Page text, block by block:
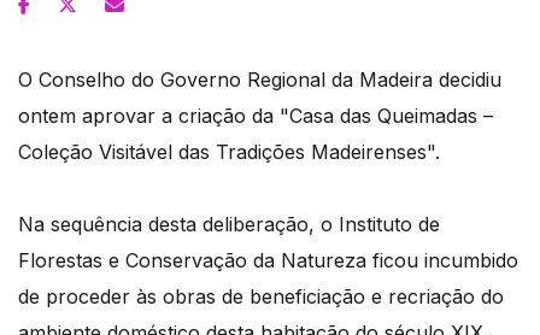
O Conselho do Governo Regional da Madeira decidiu
ontem aprovar a criação da "Casa das Queimadas –
Coleção Visitável das Tradições Madeirenses".
Na sequência desta deliberação, o Instituto de
Florestas e Conservação da Natureza ficou incumbido
de proceder às obras de beneficiação e recriação do